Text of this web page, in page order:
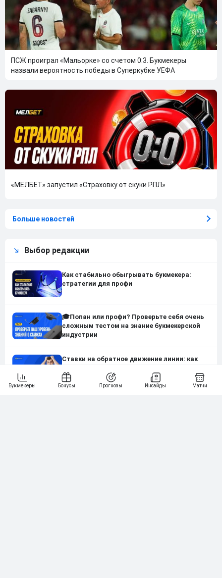
ПСЖ проиграл «Мальорке» со счетом 0:3. Букмекеры
назвали вероятность победы в Суперкубке УЕФА
«МЕЛБЕТ» запустил «Страховку от скуки РПЛ»
Больше новостей
Выбор редакции
Как стабильно обыгрывать букмекера:
стратегии для профи
🎓Попан или профи? Проверьте себя очень
сложным тестом на знание букмекерской
индустрии
Ставки на обратное движение линии: как
самих себя